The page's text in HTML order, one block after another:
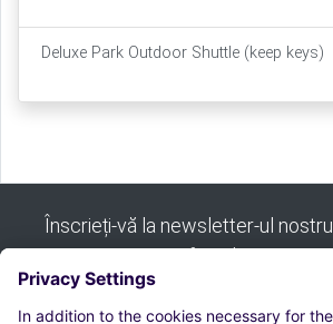
Deluxe Park Outdoor Shuttle (keep keys)
Înscrieți-vă la newsletter-ul
sfaturile noastre: